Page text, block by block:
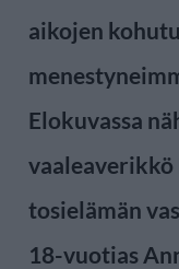
aikojen
Elokuvassa
vaaleaverikkö
tosielämän
18-vuotias